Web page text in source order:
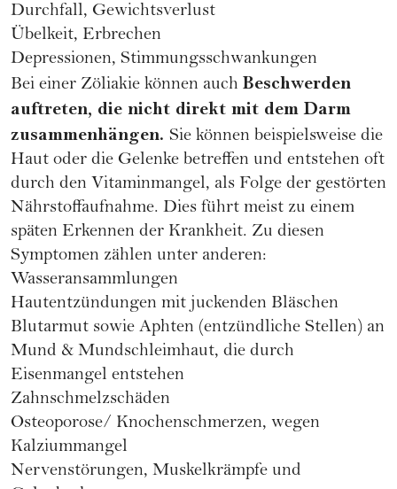
Durchfall, Gewichtsverlust
Übelkeit, Erbrechen
Depressionen, Stimmungsschwankungen
Bei einer Zöliakie können auch Beschwerden
auftreten, die nicht direkt mit dem Darm
zusammenhängen. Sie können beispielsweise die
Haut oder die Gelenke betreffen und entstehen oft
durch den Vitaminmangel, als Folge der gestörten
Nährstoffaufnahme. Dies führt meist zu einem
späten Erkennen der Krankheit. Zu diesen
Symptomen zählen unter anderen:
Wasseransammlungen
Hautentzündungen mit juckenden Bläschen
Blutarmut sowie Aphten (entzündliche Stellen) an
Mund & Mundschleimhaut, die durch
Eisenmangel entstehen
Zahnschmelzschäden
Osteoporose/ Knochenschmerzen, wegen
Kalziummangel
Nervenstörungen, Muskelkrämpfe und